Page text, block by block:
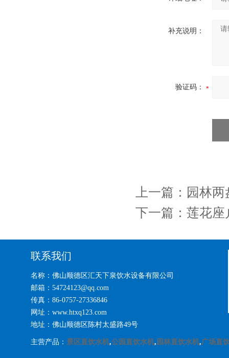
补充说明：
验证码：
上一篇： 园林
下一篇： 莲花座
联系我们
名称：佛山顺德区汇天下泉饮水设备有限公司
邮箱：54724123@qq.com
传真：86-0757-27336846
网址：www.htxq123.com
地址：佛山顺德区陈村太盛路49号
主营产品： 景区直饮水机,公园直饮水机, 园林直饮水机,广场直